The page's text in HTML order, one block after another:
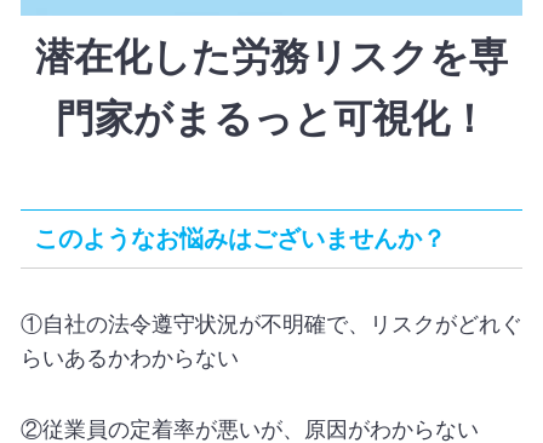
潜在化した労務リスクを専
門家がまるっと可視化！
このようなお悩みはございませんか？
①自社の法令遵守状況が不明確で、リスクがどれぐ
らいあるかわからない
②従業員の定着率が悪いが、原因がわからない